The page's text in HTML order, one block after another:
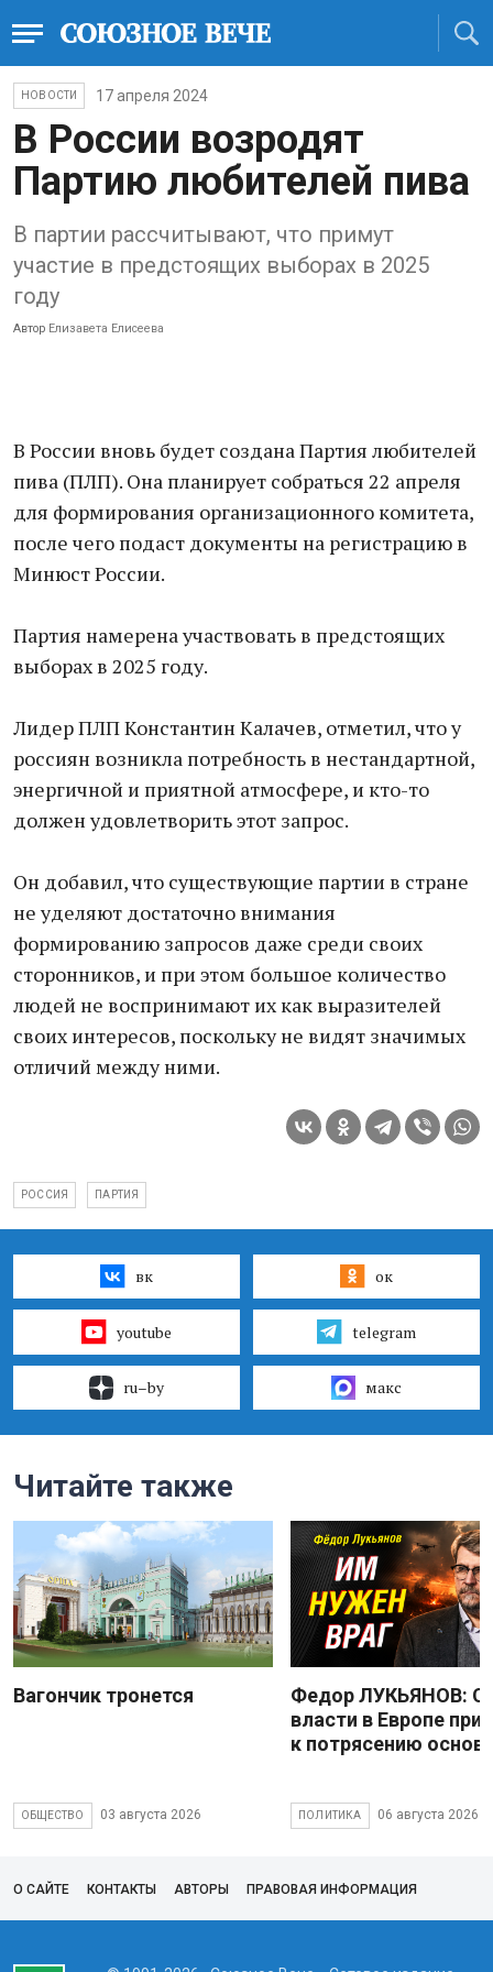
НОВОСТИ 17 апреля 2024
В России возродят
Партию любителей пива
В партии рассчитывают, что примут
участие в предстоящих выборах в 2025
году
Автор Елизавета Елисеева
В России вновь будет создана Партия любителей
пива (ПЛП). Она планирует собраться 22 апреля
для формирования организационного комитета,
после чего подаст документы на регистрацию в
Минюст России.
Партия намерена участвовать в предстоящих
выборах в 2025 году.
Лидер ПЛП Константин Калачев, отметил, что у
россиян возникла потребность в нестандартной,
энергичной и приятной атмосфере, и кто-то
должен удовлетворить этот запрос.
Он добавил, что существующие партии в стране
не уделяют достаточно внимания
формированию запросов даже среди своих
сторонников, и при этом большое количество
людей не воспринимают их как выразителей
своих интересов, поскольку не видят значимых
отличий между ними.
РОССИЯ ПАРТИЯ
вк ок
youtube telegram
ru–by макс
Читайте также
Вагончик тронется
ОБЩЕСТВО 03 августа 2026
Федор ЛУКЬЯНОВ:
власти в Европе
к потрясению основ
ПОЛИТИКА 06 августа 2026
О САЙТЕ КОНТАКТЫ АВТОРЫ ПРАВОВАЯ ИНФОРМАЦИЯ